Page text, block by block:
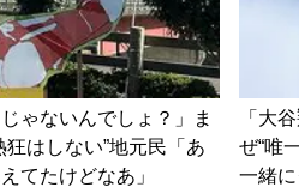
ゃないんでしょ？」ま
はしない”地元民「あ
てたけどなあ」
「大
ぜ“唯
一緒